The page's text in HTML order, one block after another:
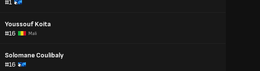
#1
Youssouf Koita
#16
Mali
Solomane Coulibaly
#16